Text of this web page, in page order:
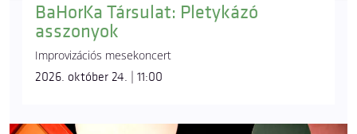
BaHorKa Társulat: Pletykázó
asszonyok
Improvizációs mesekoncert
2026. október 24. | 11:00